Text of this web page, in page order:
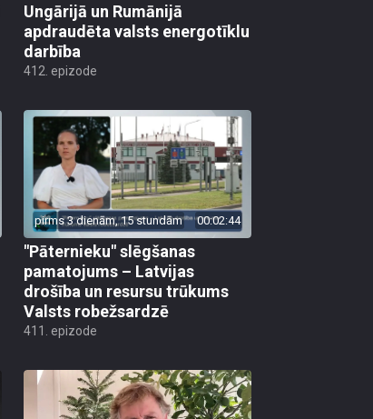
Ungārijā un Rumānijā
apdraudēta valsts energotīklu
darbība
412. epizode
pirms 3 dienām, 15 stundām 00:02:44
"Pāternieku" slēgšanas
pamatojums – Latvijas
drošība un resursu trūkums
Valsts robežsardzē
411. epizode